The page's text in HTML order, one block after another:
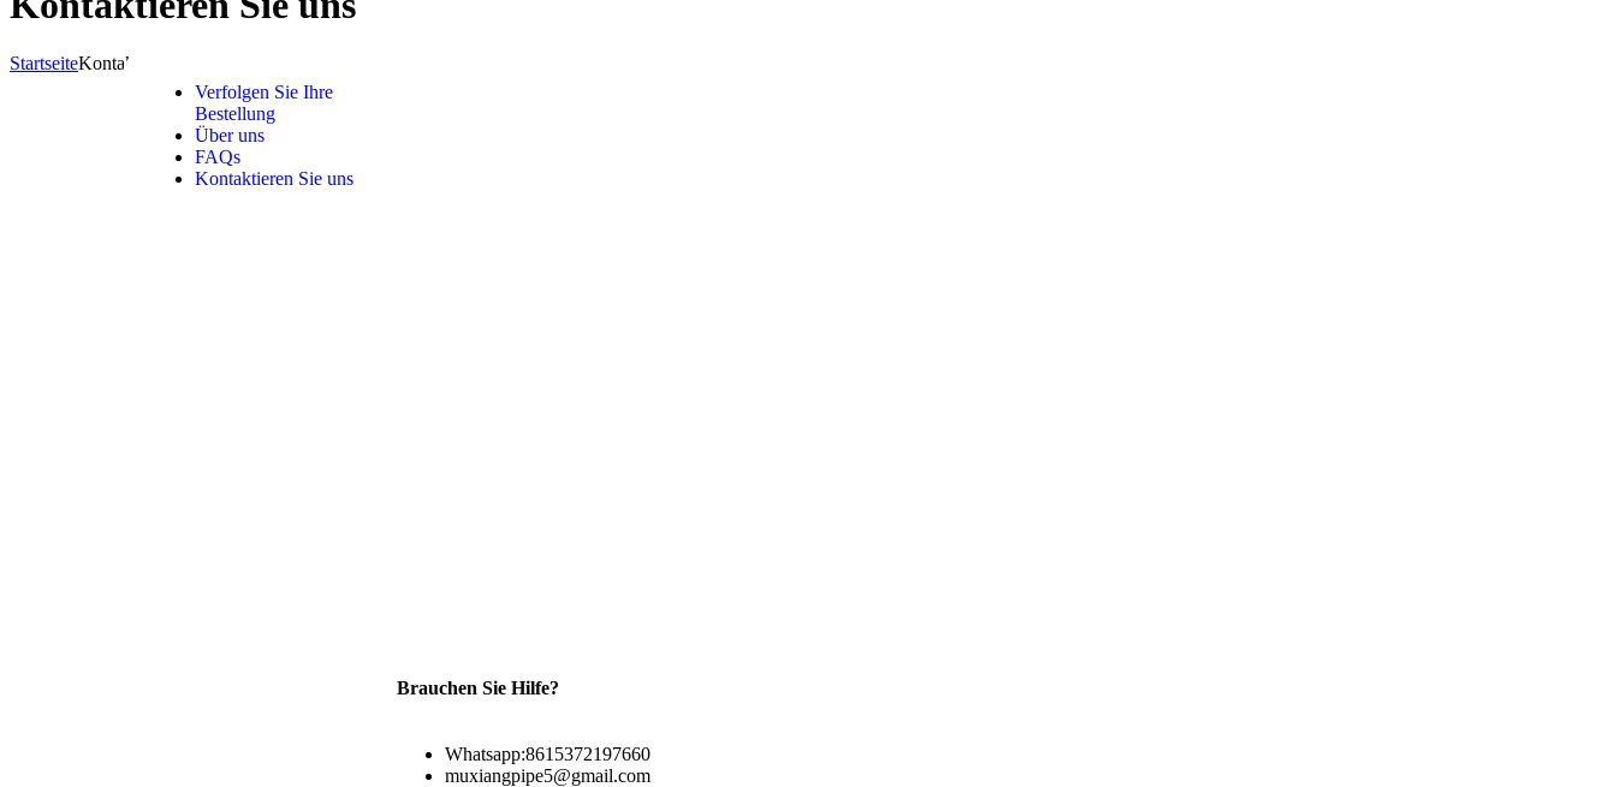
StartseiteKontaktieren Sie uns
Verfolgen Sie Ihre
Bestellung
Über uns
FAQs
Kontaktieren Sie uns
Brauchen Sie Hilfe?
Whatsapp:8615372197660
muxiangpipe5@gmail.com